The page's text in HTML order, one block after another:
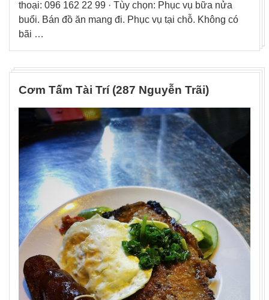
thoại: 096 162 22 99 · Tùy chọn: Phục vụ bữa nửa
buổi. Bán đồ ăn mang đi. Phục vụ tại chỗ. Không có
bãi …
Cơm Tấm Tài Trí (287 Nguyễn Trãi)